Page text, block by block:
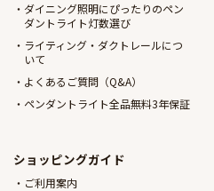
ダイニング照明にぴったりのペン
ダントライト灯数選び
ライティング・ダクトレールにつ
いて
よくあるご質問（Q&A）
ペンダントライト全品無料3年保証
ショッピングガイド
ご利用案内